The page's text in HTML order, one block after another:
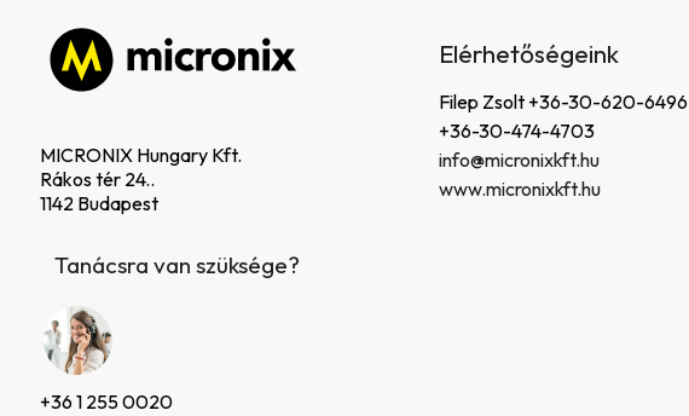
MICRONIX Hungary Kft.
Rákos tér 24..
1142 Budapest
Elérhetőségeink
Filep Zsolt +36-30-620-6496
+36-30-474-4703
info@micronixkft.hu
www.micronixkft.hu
Tanácsra van szüksége?
+36 1 255 0020